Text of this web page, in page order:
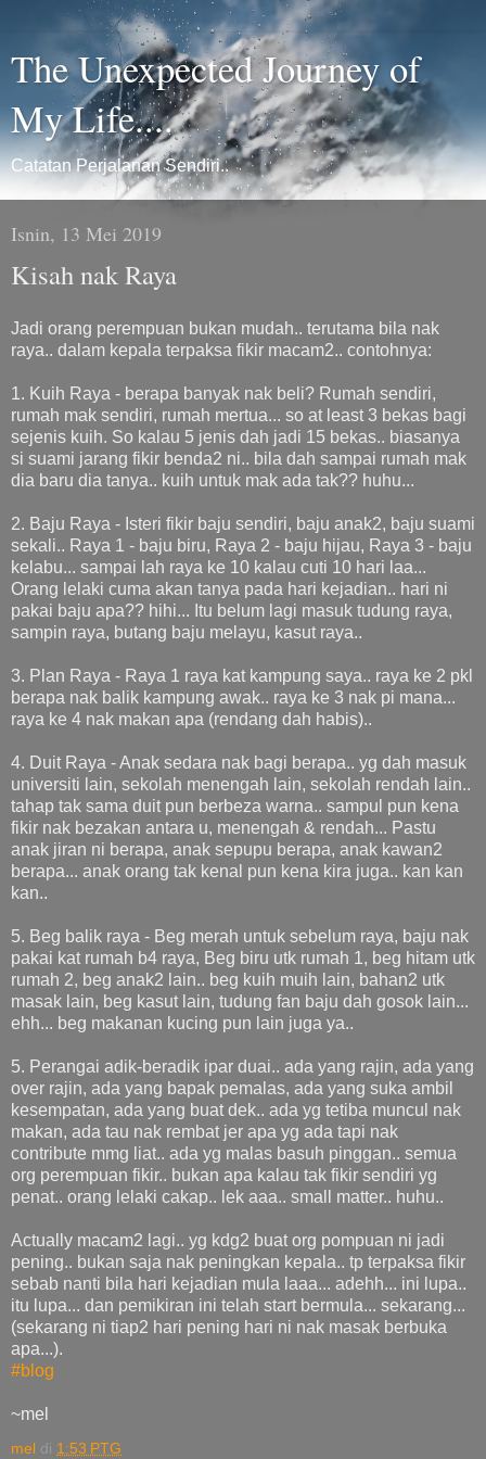
The Unexpected Journey of
My Life....
Catatan Perjalanan Sendiri..
Isnin, 13 Mei 2019
Kisah nak Raya
Jadi orang perempuan bukan mudah.. terutama bila nak
raya.. dalam kepala terpaksa fikir macam2.. contohnya:
1. Kuih Raya - berapa banyak nak beli? Rumah sendiri,
rumah mak sendiri, rumah mertua... so at least 3 bekas bagi
sejenis kuih. So kalau 5 jenis dah jadi 15 bekas.. biasanya
si suami jarang fikir benda2 ni.. bila dah sampai rumah mak
dia baru dia tanya.. kuih untuk mak ada tak?? huhu...
2. Baju Raya - Isteri fikir baju sendiri, baju anak2, baju suami
sekali.. Raya 1 - baju biru, Raya 2 - baju hijau, Raya 3 - baju
kelabu... sampai lah raya ke 10 kalau cuti 10 hari laa...
Orang lelaki cuma akan tanya pada hari kejadian.. hari ni
pakai baju apa?? hihi... Itu belum lagi masuk tudung raya,
sampin raya, butang baju melayu, kasut raya..
3. Plan Raya - Raya 1 raya kat kampung saya.. raya ke 2 pkl
berapa nak balik kampung awak.. raya ke 3 nak pi mana...
raya ke 4 nak makan apa (rendang dah habis)..
4. Duit Raya - Anak sedara nak bagi berapa.. yg dah masuk
universiti lain, sekolah menengah lain, sekolah rendah lain..
tahap tak sama duit pun berbeza warna.. sampul pun kena
fikir nak bezakan antara u, menengah & rendah... Pastu
anak jiran ni berapa, anak sepupu berapa, anak kawan2
berapa... anak orang tak kenal pun kena kira juga.. kan kan
kan..
5. Beg balik raya - Beg merah untuk sebelum raya, baju nak
pakai kat rumah b4 raya, Beg biru utk rumah 1, beg hitam utk
rumah 2, beg anak2 lain.. beg kuih muih lain, bahan2 utk
masak lain, beg kasut lain, tudung fan baju dah gosok lain...
ehh... beg makanan kucing pun lain juga ya..
5. Perangai adik-beradik ipar duai.. ada yang rajin, ada yang
over rajin, ada yang bapak pemalas, ada yang suka ambil
kesempatan, ada yang buat dek.. ada yg tetiba muncul nak
makan, ada tau nak rembat jer apa yg ada tapi nak
contribute mmg liat.. ada yg malas basuh pinggan.. semua
org perempuan fikir.. bukan apa kalau tak fikir sendiri yg
penat.. orang lelaki cakap.. lek aaa.. small matter.. huhu..
Actually macam2 lagi.. yg kdg2 buat org pompuan ni jadi
pening.. bukan saja nak peningkan kepala.. tp terpaksa fikir
sebab nanti bila hari kejadian mula laaa... adehh... ini lupa..
itu lupa... dan pemikiran ini telah start bermula... sekarang...
(sekarang ni tiap2 hari pening hari ni nak masak berbuka
apa...).
#blog
~mel
mel di 1:53 PTG